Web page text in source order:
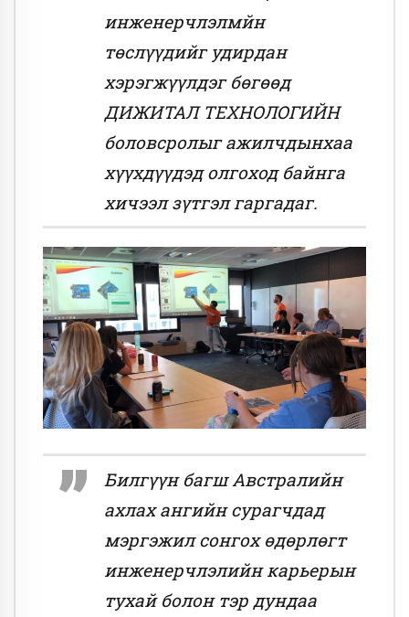
инженерчлэлмйн
төслүүдийг удирдан
хэрэгжүүлдэг бөгөөд
ДИЖИТАЛ ТЕХНОЛОГИЙН
боловсролыг ажилчдынхаа
хүүхдүүдэд олгоход байнга
хичээл зүтгэл гаргадаг.
Билгүүн багш Австралийн
ахлах ангийн сурагчдад
мэргэжил сонгох өдөрлөгт
инженерчлэлийн карьерын
тухай болон тэр дундаа